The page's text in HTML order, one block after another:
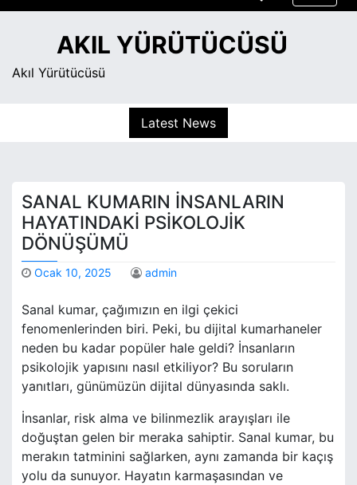
S
AKIL YÜRÜTÜCÜSÜ
Akıl Yürütücüsü
Latest News
SANAL KUMARIN İNSANLARIN
HAYATINDAKI PSIKOLOJIK
DÖNÜŞÜMÜ
Ocak 10, 2025 admin
Sanal kumar, çağımızın en ilgi çekici
fenomenlerinden biri. Peki, bu dijital kumarhaneler
neden bu kadar popüler hale geldi? İnsanların
psikolojik yapısını nasıl etkiliyor? Bu soruların
yanıtları, günümüzün dijital dünyasında saklı.
İnsanlar, risk alma ve bilinmezlik arayışları ile
doğuştan gelen bir meraka sahiptir. Sanal kumar, bu
merakın tatminini sağlarken, aynı zamanda bir kaçış
yolu da sunuyor. Hayatın karmaşasından ve